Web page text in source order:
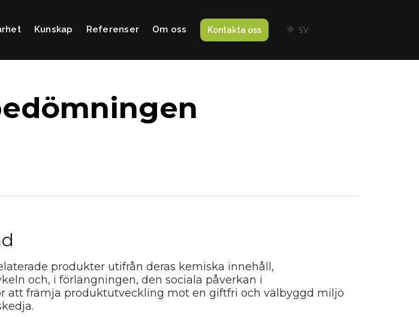
Kunskap Referenser Om oss Kontakta oss SV
produkter utifrån deras kemiska innehåll,
och, i förlängningen, den sociala påverkan i
att främja produktutveckling mot en giftfri och välbyggd miljö